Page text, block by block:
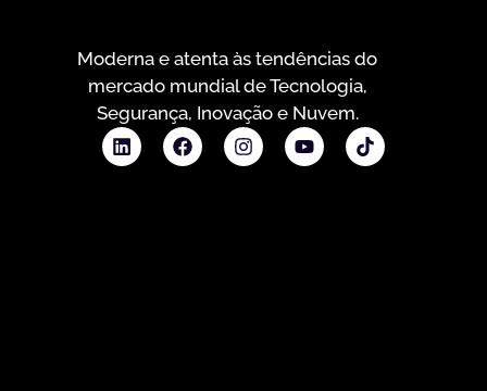
Moderna e atenta às tendências do
mercado mundial de Tecnologia,
Segurança, Inovação e Nuvem.